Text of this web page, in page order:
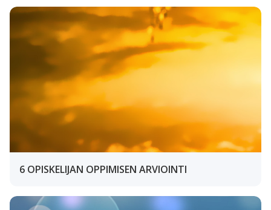
6 OPISKELIJAN OPPIMISEN ARVIOINTI